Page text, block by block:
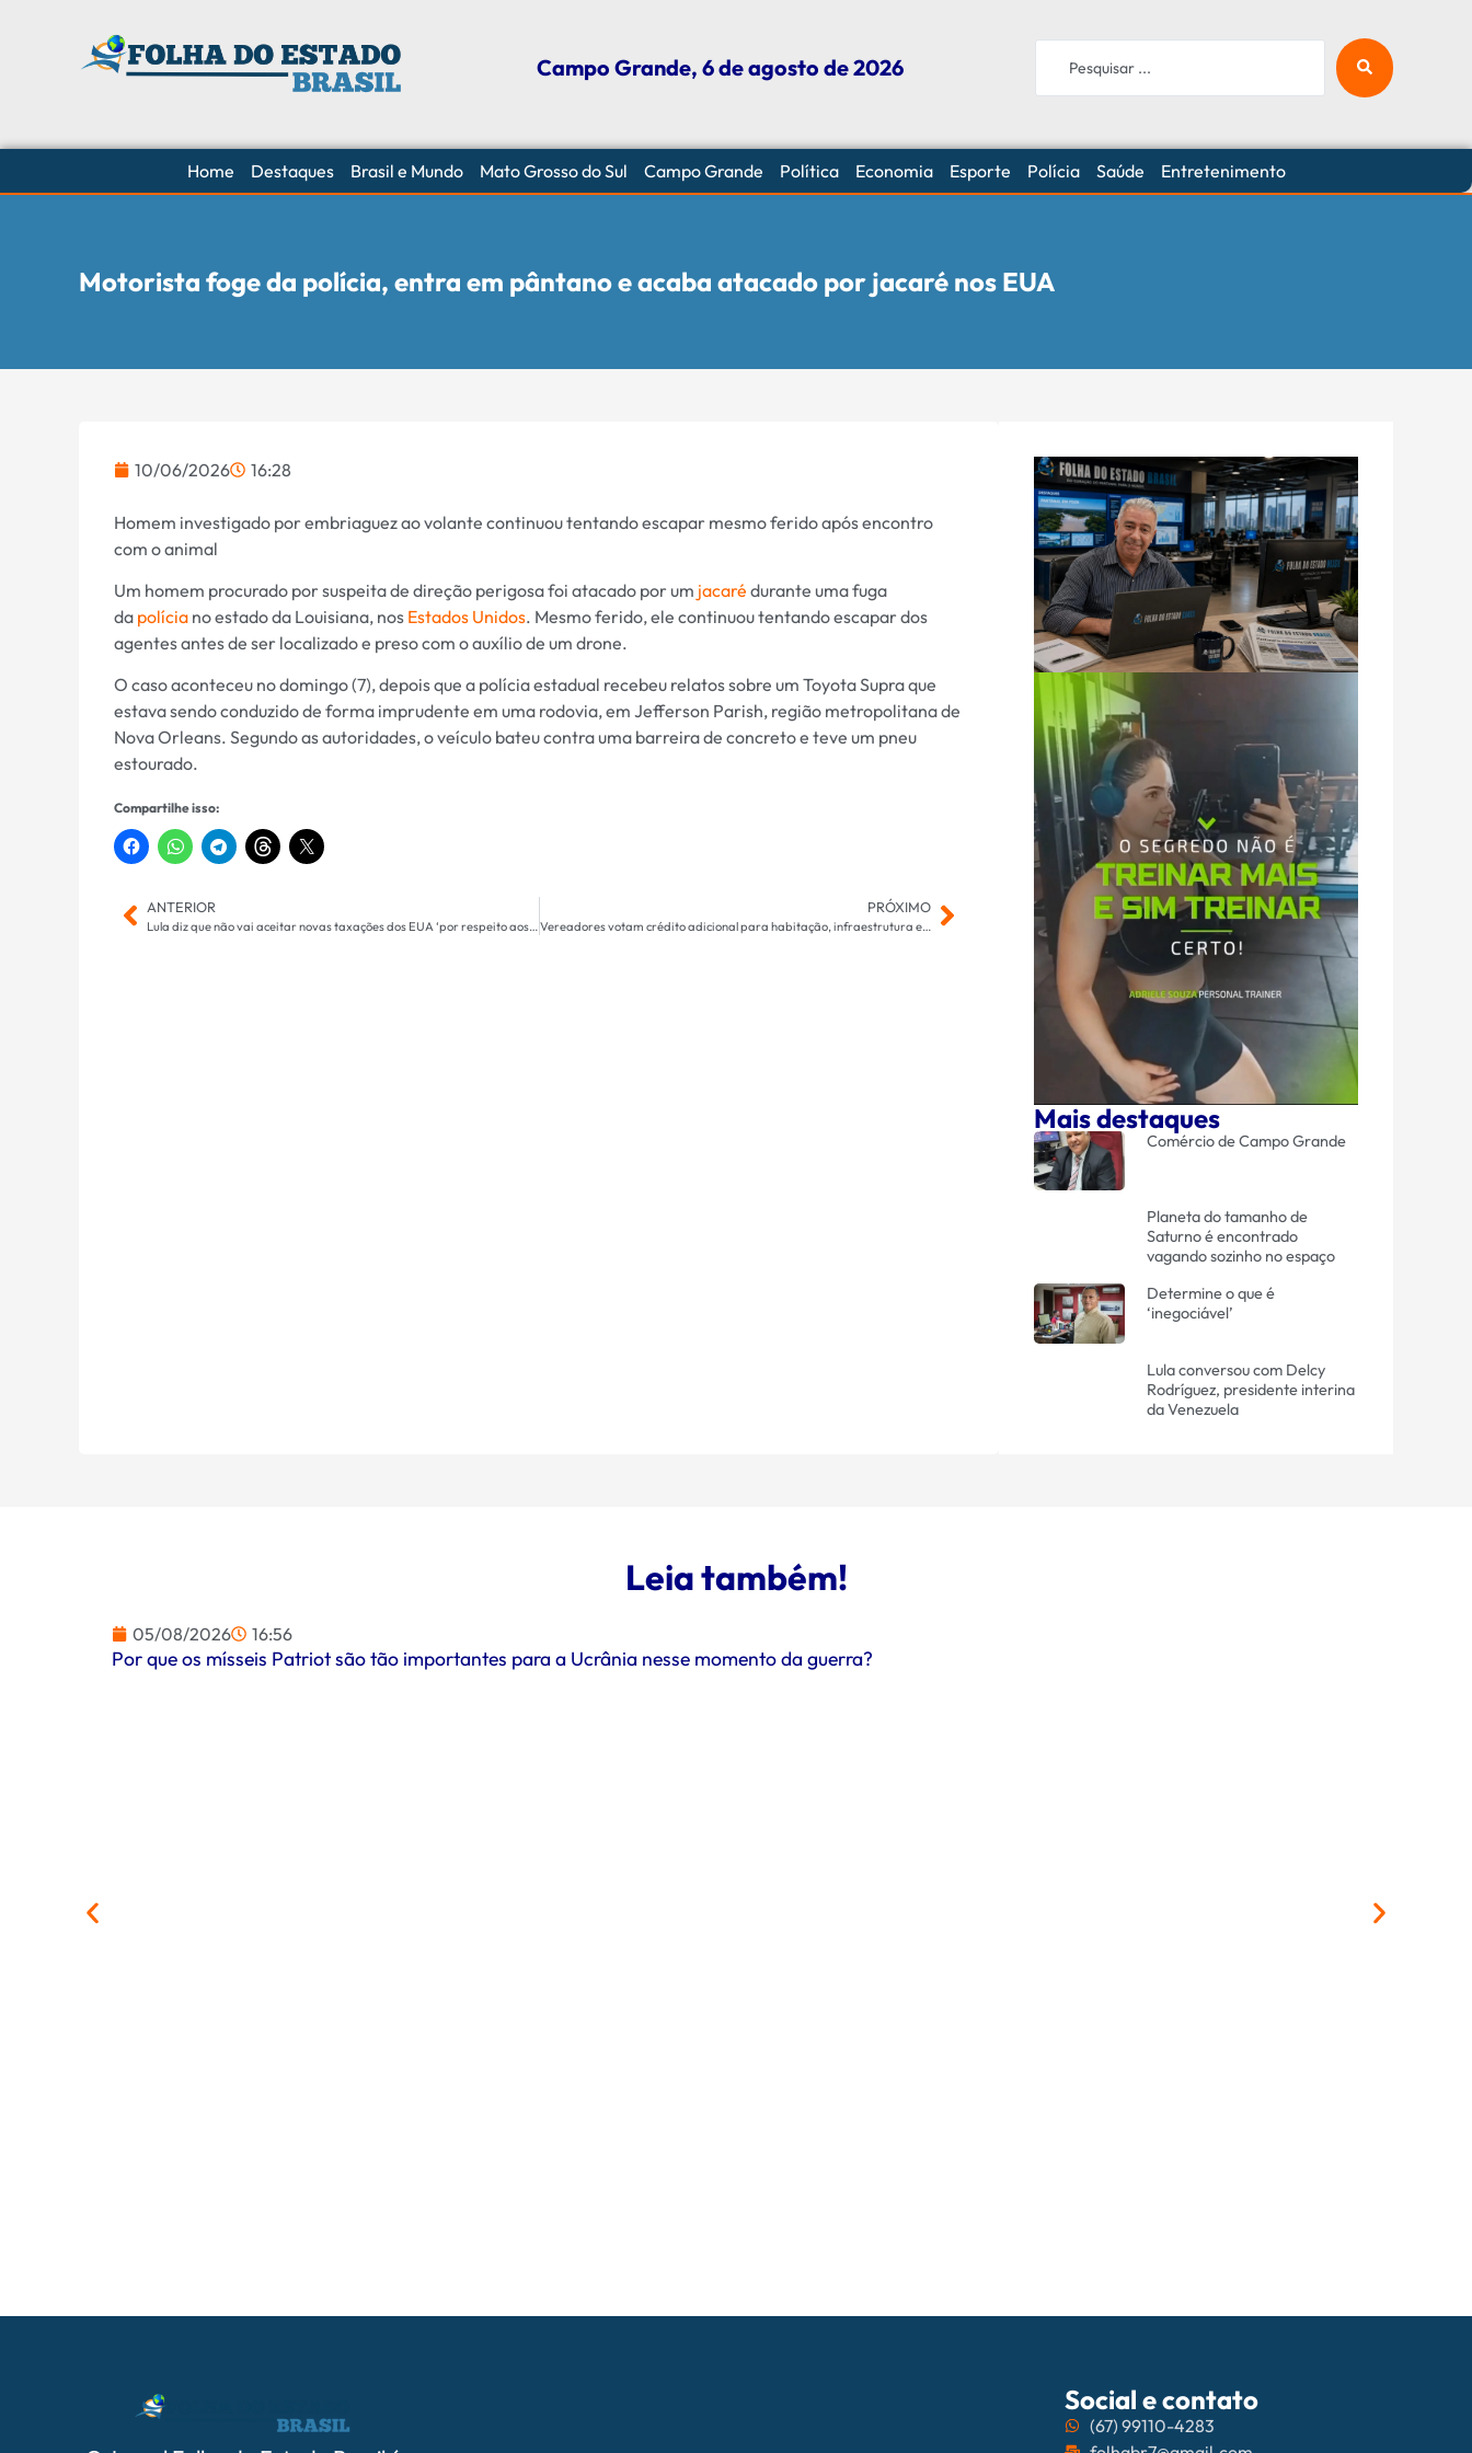
Campo Grande, 6 de agosto de 2026
Home Destaques Brasil e Mundo Mato Grosso do Sul Campo Grande Política Economia Esporte Polícia Saúde Entretenimento
Motorista foge da polícia, entra em pântano e acaba atacado por jacaré nos EUA
10/06/2026 16:28
Homem investigado por embriaguez ao volante continuou tentando escapar mesmo ferido após encontro
com o animal
Um homem procurado por suspeita de direção perigosa foi atacado por um jacaré durante uma fuga
da polícia no estado da Louisiana, nos Estados Unidos. Mesmo ferido, ele continuou tentando escapar dos
agentes antes de ser localizado e preso com o auxílio de um drone.
O caso aconteceu no domingo (7), depois que a polícia estadual recebeu relatos sobre um Toyota Supra que
estava sendo conduzido de forma imprudente em uma rodovia, em Jefferson Parish, região metropolitana de
Nova Orleans. Segundo as autoridades, o veículo bateu contra uma barreira de concreto e teve um pneu
estourado.
Compartilhe isso:
ANTERIOR
Lula diz que não vai aceitar novas taxações dos EUA ‘por respeito aos trabalhadores’
PRÓXIMO
Vereadores votam crédito adicional para habitação, infraestrutura e trânsito
Mais destaques
Comércio de Campo Grande
Planeta do tamanho de
Saturno é encontrado
vagando sozinho no espaço
Determine o que é
‘inegociável’
Lula conversou com Delcy
Rodríguez, presidente interina
da Venezuela
Leia também!
05/08/2026 16:56
Por que os mísseis Patriot são tão importantes para a Ucrânia nesse momento da guerra?
Social e contato
(67) 99110-4283